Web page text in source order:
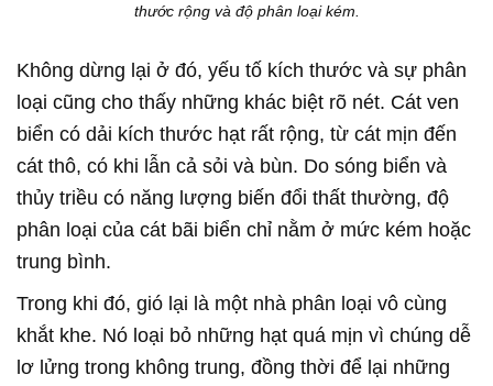
thước rộng và độ phân loại kém.
Không dừng lại ở đó, yếu tố kích thước và sự phân
loại cũng cho thấy những khác biệt rõ nét. Cát ven
biển có dải kích thước hạt rất rộng, từ cát mịn đến
cát thô, có khi lẫn cả sỏi và bùn. Do sóng biển và
thủy triều có năng lượng biến đổi thất thường, độ
phân loại của cát bãi biển chỉ nằm ở mức kém hoặc
trung bình.
Trong khi đó, gió lại là một nhà phân loại vô cùng
khắt khe. Nó loại bỏ những hạt quá mịn vì chúng dễ
lơ lửng trong không trung, đồng thời để lại những